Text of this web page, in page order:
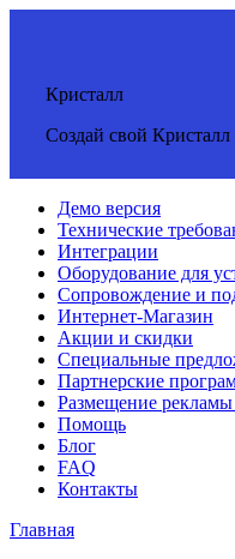
Кристалл
Создай свой Кристалл
Демо версия
Технические
Интеграции
Оборудование для
Сопровождение и
Интернет-Магазин
Акции и скидки
Специальные
Партнерские
Размещение
Помощь
Блог
FAQ
Контакты
Главная